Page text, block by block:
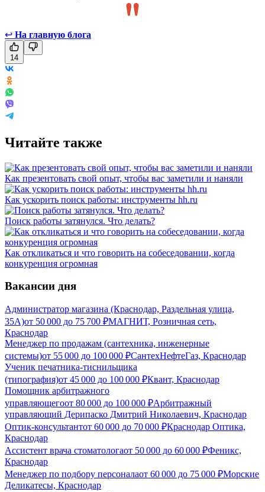
↩ На главную блога
14
Читайте также
Как презентовать свой опыт, чтобы вас заметили и наняли
Как ускорить поиск работы: инструменты hh.ru
Поиск работы затянулся. Что делать?
Как откликаться и что говорить на собеседовании, когда
конкуренция огромная
Вакансии дня
Администратор магазина (Краснодар, Раздельная улица,
35А)от 50 000 до 75 700 ₽МАГНИТ, Розничная сеть,
Краснодар
Менеджер по продажам (сантехника, инженерные
системы)от 55 000 до 100 000 ₽СантехНефтеГаз, Краснодар
Ученик печатника-тиснильщика
(типография)от 45 000 до 100 000 ₽Квант, Краснодар
Помощник арбитражного
управляющегоот 80 000 до 100 000 ₽Арбитражный
управляющий Дерипаско Дмитрий Николаевич, Краснодар
Оптик-консультантот 60 000 до 70 000 ₽Краснодар Оптика,
Краснодар
Ассистент врача стоматологаот 50 000 до 60 000 ₽Феникс,
Краснодар
Менеджер по подбору персоналаот 60 000 до 75 000 ₽Морские
Деликатесы, Краснодар